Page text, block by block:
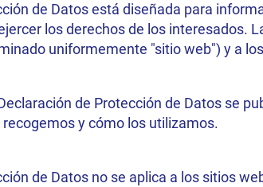
de Datos está diseñada para
los derechos de los interesados.
uniformemente "sitio web") y a
de Protección de Datos se
y cómo los utilizamos.
de Datos no se aplica a los sitios